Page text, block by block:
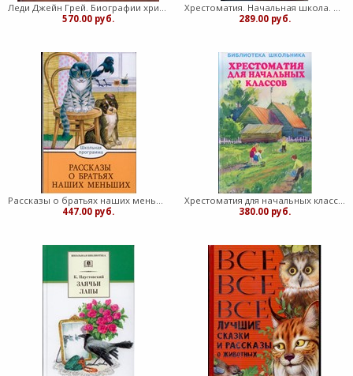
Леди Джейн Грей. Биографии христиан для детей (Твердый)
570.00 руб.
Хрестоматия. Начальная школа. 1-4 классы (Твердый)
289.00 руб.
Рассказы о братьях наших меньших. (Твердый)
447.00 руб.
Хрестоматия для начальных классов. Библиотека школьника (Твердый)
380.00 руб.